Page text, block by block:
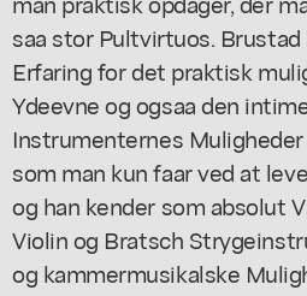
saa stor Pultvirtuos. Brustad
Erfaring for det praktisk
Ydeevne og ogsaa den
Instrumenternes
som man kun faar ved at
og han kender som absolut
Violin og Bratsch
og kammermusikalske